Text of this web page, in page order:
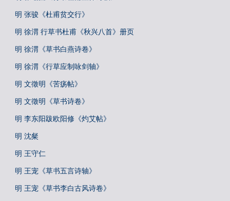
明 张骏《杜甫贫交行》
明 徐渭 行草书杜甫《秋兴八首》册页
明 徐渭《草书白燕诗卷》
明 徐渭《行草应制咏剑轴》
明 文徵明《苦疡帖》
明 文徵明《草书诗卷》
明 李东阳跋欧阳修《灼艾帖》
明 沈粲
明 王守仁
明 王宠《草书五言诗轴》
明 王宠《草书李白古风诗卷》